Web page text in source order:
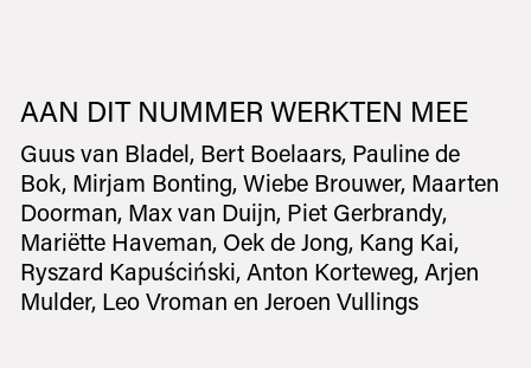
AAN DIT NUMMER WERKTEN MEE
Guus van Bladel, Bert Boelaars, Pauline de
Bok, Mirjam Bonting, Wiebe Brouwer, Maarten
Doorman, Max van Duijn, Piet Gerbrandy,
Mariëtte Haveman, Oek de Jong, Kang Kai,
Ryszard Kapuściński, Anton Korteweg, Arjen
Mulder, Leo Vroman en Jeroen Vullings